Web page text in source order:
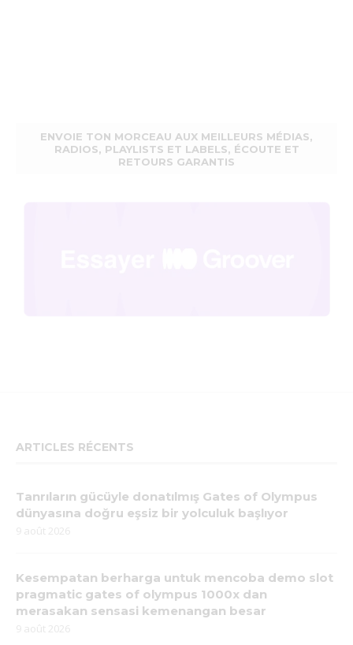
ENVOIE TON MORCEAU AUX MEILLEURS MÉDIAS,
RADIOS, PLAYLISTS ET LABELS, ÉCOUTE ET
RETOURS GARANTIS
ARTICLES RÉCENTS
Tanrıların gücüyle donatılmış Gates of Olympus
dünyasına doğru eşsiz bir yolculuk başlıyor
9 août 2026
Kesempatan berharga untuk mencoba demo slot
pragmatic gates of olympus 1000x dan
merasakan sensasi kemenangan besar
9 août 2026